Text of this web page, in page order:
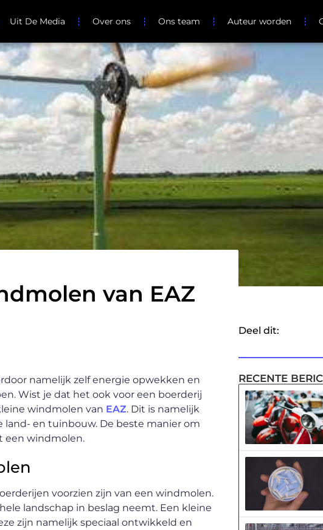
Uit De Media Over ons Ons team Auteur worden
van EAZ
namelijk zelf energie opwekken en
Wist je dat het ook voor een boerderij
windmolen van EAZ. Dit is namelijk
en tuinbouw. De beste manier om
een windmolen.
voorzien zijn van een windmolen.
landschap in beslag neemt. Een kleine
zijn namelijk speciaal ontwikkeld en
Deel dit:
RECENTE